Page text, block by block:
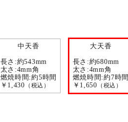
中天香
長さ:約543mm
太さ:4mm角
燃焼時間:約5時間
￥1,430 （税込）
大天香
長さ:約680mm
太さ:4mm角
燃焼時間:約7時間
￥1,650 （税込）